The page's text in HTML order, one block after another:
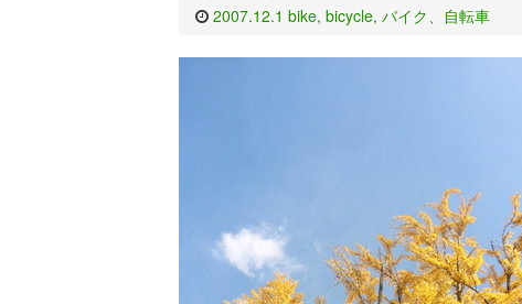
2007.12.1 bike, bicycle, バイク、自転車